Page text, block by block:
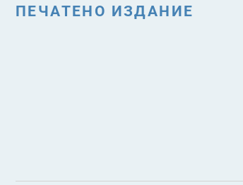
ПЕЧАТЕНО ИЗДАНИЕ